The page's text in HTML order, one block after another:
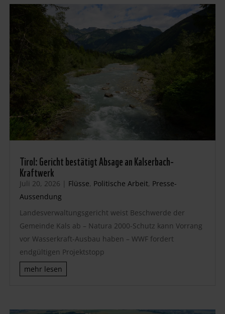
Tirol: Gericht bestätigt Absage an Kalserbach-
Kraftwerk
Juli 20, 2026 | Flüsse, Politische Arbeit, Presse-
Aussendung
Landesverwaltungsgericht weist Beschwerde der
Gemeinde Kals ab – Natura 2000-Schutz kann Vorrang
vor Wasserkraft-Ausbau haben – WWF fordert
endgültigen Projektstopp
mehr lesen